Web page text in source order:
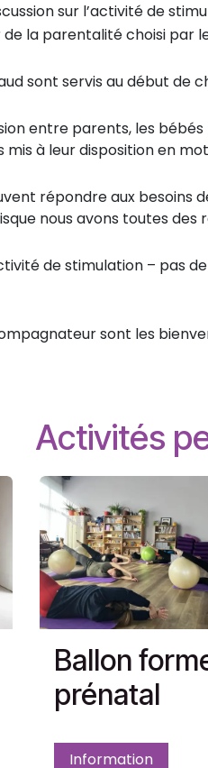
sur l’activité de
de la parentalité choisi par
sont servis au début de
entre parents, les
mis à leur disposition en
répondre aux besoins
nous avons toutes
de stimulation – pas
sont les
Activités
Ballon
prénatal
Information